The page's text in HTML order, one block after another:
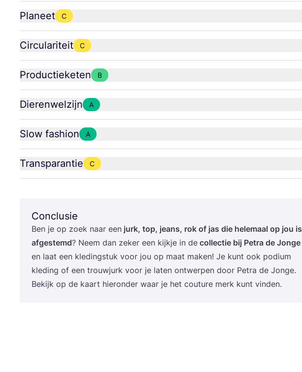
Planeet C
Circulariteit C
Productieketen B
Dierenwelzijn A
Slow fashion A
Transparantie C
Conclusie
Ben je op zoek naar een jurk, top, jeans, rok of jas die hele­maal op jou is
afge­stemd? Neem dan zeker een kijk­je in de col­lec­tie bij Pet­ra de Jon­ge
en laat een kle­ding­stuk voor jou op maat maken! Je kunt ook podi­um
kle­ding of een trouw­jurk voor je laten ont­wer­pen door Pet­ra de Jon­ge.
Bekijk op de kaart hier­on­der waar je het cou­tu­re merk kunt vinden.